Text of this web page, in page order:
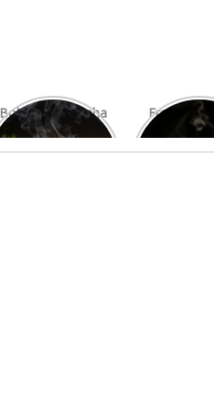
Bolo de Pamonha
na Palha
Frango
com